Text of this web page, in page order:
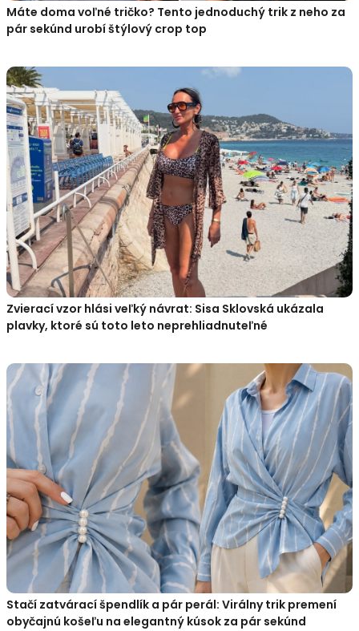
Máte doma voľné tričko? Tento jednoduchý trik z neho za
pár sekúnd urobí štýlový crop top
Zvierací vzor hlási veľký návrat: Sisa Sklovská ukázala
plavky, ktoré sú toto leto neprehliadnuteľné
Stačí zatvárací špendlík a pár perál: Virálny trik premení
obyčajnú košeľu na elegantný kúsok za pár sekúnd